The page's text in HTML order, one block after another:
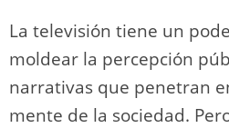
La televisión tiene un
moldear la percepción
narrativas que penetran
mente de la sociedad.